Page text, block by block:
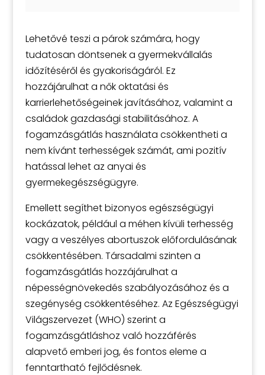
Lehetővé teszi a párok számára, hogy
tudatosan döntsenek a gyermekvállalás
időzítéséről és gyakoriságáról. Ez
hozzájárulhat a nők oktatási és
karrierlehetőségeinek javításához, valamint a
családok gazdasági stabilitásához. A
fogamzásgátlás használata csökkentheti a
nem kívánt terhességek számát, ami pozitív
hatással lehet az anyai és
gyermekegészségügyre.
Emellett segíthet bizonyos egészségügyi
kockázatok, például a méhen kívüli terhesség
vagy a veszélyes abortuszok előfordulásának
csökkentésében. Társadalmi szinten a
fogamzásgátlás hozzájárulhat a
népességnövekedés szabályozásához és a
szegénység csökkentéséhez. Az Egészségügyi
Világszervezet (WHO) szerint a
fogamzásgátláshoz való hozzáférés
alapvető emberi jog, és fontos eleme a
fenntartható fejlődésnek.